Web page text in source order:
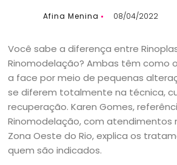
Afina Menina 08/04/2022
Você sabe a diferença entre
Rinomodelação? Ambas têm como
a face por meio de pequenas
se diferem totalmente na técnica,
recuperação. Karen Gomes,
Rinomodelação, com atendimentos
Zona Oeste do Rio, explica os
quem são indicados.